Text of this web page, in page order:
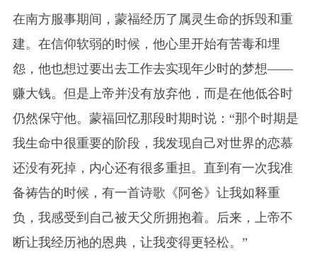
在南方服事期间，蒙福经历了属灵生命的拆毁和重
建。在信仰软弱的时候，他心里开始有苦毒和埋
怨，他也想过要出去工作去实现年少时的梦想——
赚大钱。但是上帝并没有放弃他，而是在他低谷时
仍然保守他。蒙福回忆那段时期时说：“那个时期是
我生命中很重要的阶段，我发现自己对世界的恋慕
还没有死掉，内心还有很多重担。直到有一次我准
备祷告的时候，有一首诗歌《阿爸》让我如释重
负，我感受到自己被天父所拥抱着。后来，上帝不
断让我经历祂的恩典，让我变得更轻松。”